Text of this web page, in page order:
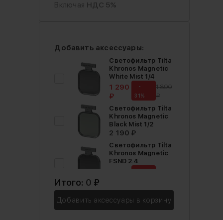
Включая НДС 5%
Добавить аксессуары:
Светофильтр Tilta
Khronos Magnetic
White Mist 1/4
1 290
₽
-
31%
1 890
₽
Светофильтр Tilta
Khronos Magnetic
Black Mist 1/2
2 190 ₽
Светофильтр Tilta
Khronos Magnetic
FSND 2.4
-
Khronos Magnetic
FSND 1.8
Итого: 0 ₽
Добавить аксессуары в корзину